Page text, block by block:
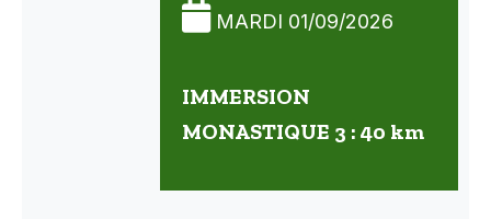
MARDI 01/09/2026
IMMERSION
MONASTIQUE 3 : 40 km